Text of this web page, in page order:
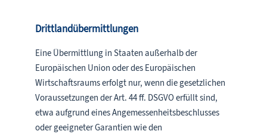
Drittlandübermittlungen
Eine Übermittlung in Staaten außerhalb der
Europäischen Union oder des Europäischen
Wirtschaftsraums erfolgt nur, wenn die gesetzlichen
Voraussetzungen der Art. 44 ff. DSGVO erfüllt sind,
etwa aufgrund eines Angemessenheitsbeschlusses
oder geeigneter Garantien wie den